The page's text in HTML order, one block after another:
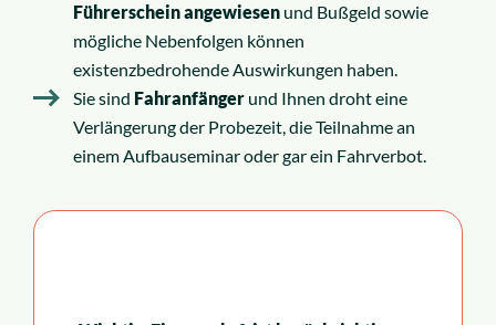
Führerscheinangewiesen und Bußgeld sowie
mögliche Nebenfolgen können
existenzbedrohende Auswirkungen haben.
Sie sind Fahranfänger und Ihnen droht eine
Verlängerung der Probezeit, die Teilnahme an
einem Aufbauseminar oder gar ein Fahrverbot.